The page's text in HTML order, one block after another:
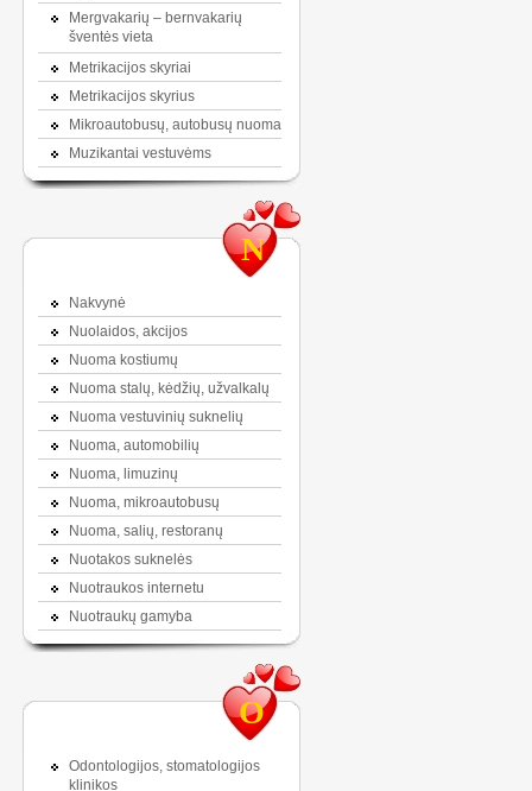
Mergvakarių – bernvakarių
šventės vieta
Metrikacijos skyriai
Metrikacijos skyrius
Mikroautobusų, autobusų nuoma
Muzikantai vestuvėms
N
Nakvynė
Nuolaidos, akcijos
Nuoma kostiumų
Nuoma stalų, kėdžių, užvalkalų
Nuoma vestuvinių suknelių
Nuoma, automobilių
Nuoma, limuzinų
Nuoma, mikroautobusų
Nuoma, salių, restoranų
Nuotakos suknelės
Nuotraukos internetu
Nuotraukų gamyba
O
Odontologijos, stomatologijos
klinikos